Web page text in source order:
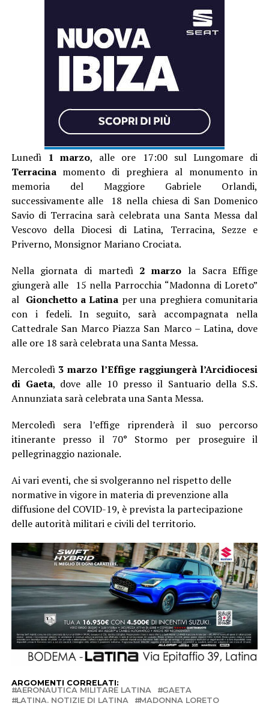
Lunedì1 marzo, alle ore 17:00 sul Lungomare di
Terracinamomento di preghiera al monumento in
memoria del Maggiore Gabriele Orlandi,
successivamente alle 18 nella chiesa di San Domenico
Savio di Terracina sarà celebrata una Santa Messa dal
Vescovo della Diocesi di Latina, Terracina, Sezze e
Priverno, Monsignor Mariano Crociata.
Nella giornata di martedì 2 marzo la Sacra Effige
giungerà alle 15 nella Parrocchia “Madonna di Loreto”
al Gionchetto a Latina per una preghiera comunitaria
con i fedeli. In seguito, sarà accompagnata nella
Cattedrale San Marco Piazza San Marco – Latina, dove
alle ore 18 sarà celebrata una Santa Messa.
Mercoledì3 marzo l’Effige raggiungerà l’Arcidiocesi
di Gaeta, dove alle 10 presso il Santuario della S.S.
Annunziata sarà celebrata una Santa Messa.
Mercoledì sera l’effige riprenderà il suo percorso
itinerante presso il 70° Stormo per proseguire il
pellegrinaggio nazionale.
Ai vari eventi, che si svolgeranno nel rispetto delle
normative in vigore in materia di prevenzione alla
diffusione del COVID-19, è prevista la partecipazione
delle autorità militari e civili del territorio.
ARGOMENTI CORRELATI:
AERONAUTICA MILITARE LATINA
GAETA
LATINA. NOTIZIE DI LATINA
MADONNA LORETO